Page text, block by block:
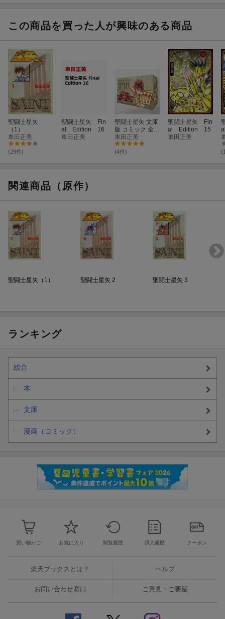
この商品を買った人が興味のある商品
聖闘士星矢
（1）
車田正美
(29件)
聖闘士星矢 Fin
al Edition 16
車田正美
聖闘士星矢 文庫
版 コミック 全1
5巻 完結セット
（化粧ケース入
り）
車田正美
(4件)
聖闘士星矢 Fin
al Edition 15
車田正美
関連商品（原作）
聖闘士星矢（1） 聖闘士星矢 2 聖闘士星矢 3
ランキング
総合
本
文庫
漫画（コミック）
買い物かご お気に入り 閲覧履歴 購入履歴 クーポン
楽天ブックスとは？ ヘルプ
お問い合わせ窓口 ご意見・ご要望